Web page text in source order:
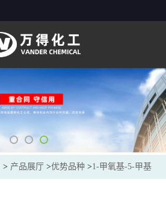
> 产品展厅 >优势品种 >1-甲氧基-5-甲基